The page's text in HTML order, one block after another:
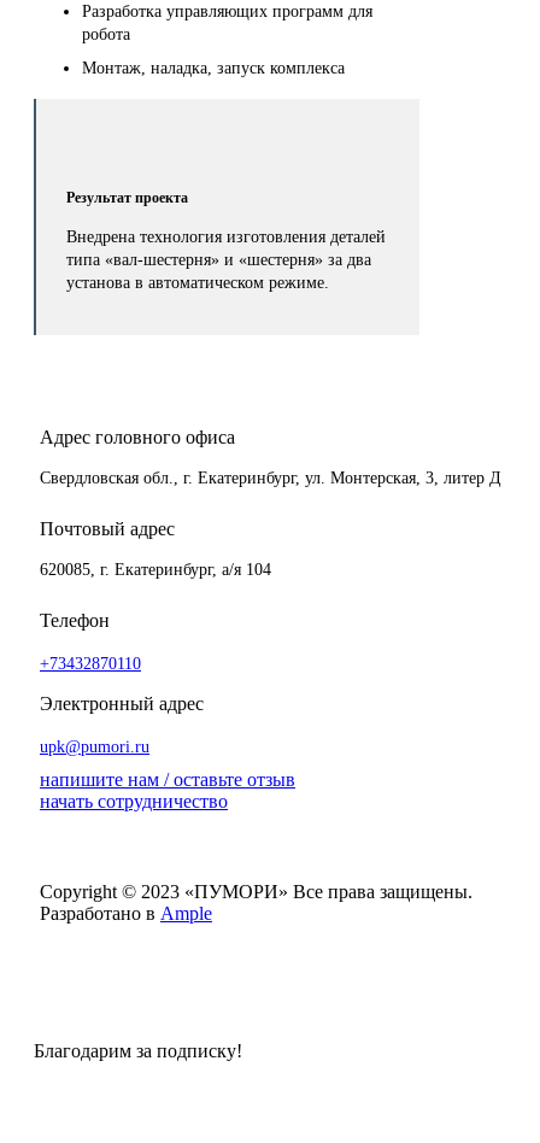
Разработка управляющих программ для
робота
Монтаж, наладка, запуск комплекса
Результат проекта
Внедрена технология изготовления деталей
типа «вал-шестерня» и «шестерня» за два
установа в автоматическом режиме.
Адрес головного офиса
Свердловская обл., г. Екатеринбург, ул. Монтерская, 3, литер Д
Почтовый адрес
620085, г. Екатеринбург, а/я 104
Телефон
+73432870110
Электронный адрес
upk@pumori.ru
напишите нам / оставьте отзыв
начать сотрудничество
Copyright © 2023 «ПУМОРИ» Все права защищены.
Разработано в Ample
Благодарим за подписку!